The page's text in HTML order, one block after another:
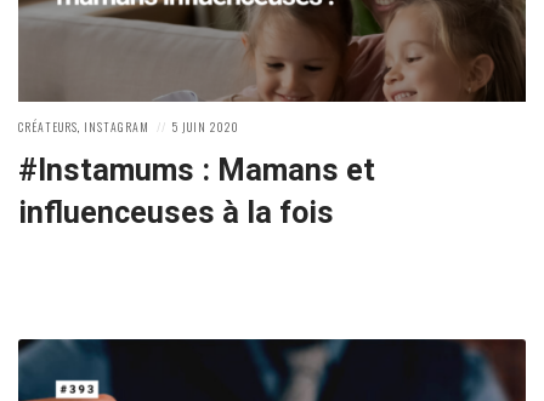
POSTED
CRÉATEURS, INSTAGRAM
POSTED
5 JUIN 2020
#Instamums : Mamans et
influenceuses à la fois